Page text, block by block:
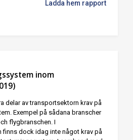
Ladda hem rapport
inom
delar av transportsektorn krav på
Exempel på sådana branscher
flygbranschen. I
finns dock idag inte något krav på